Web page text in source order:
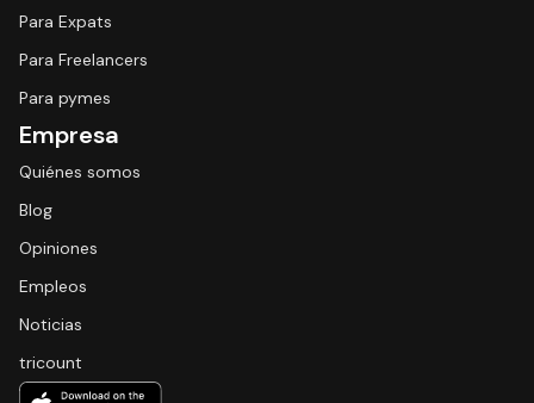
Para Expats
Para Freelancers
Para pymes
Empresa
Quiénes somos
Blog
Opiniones
Empleos
Noticias
tricount